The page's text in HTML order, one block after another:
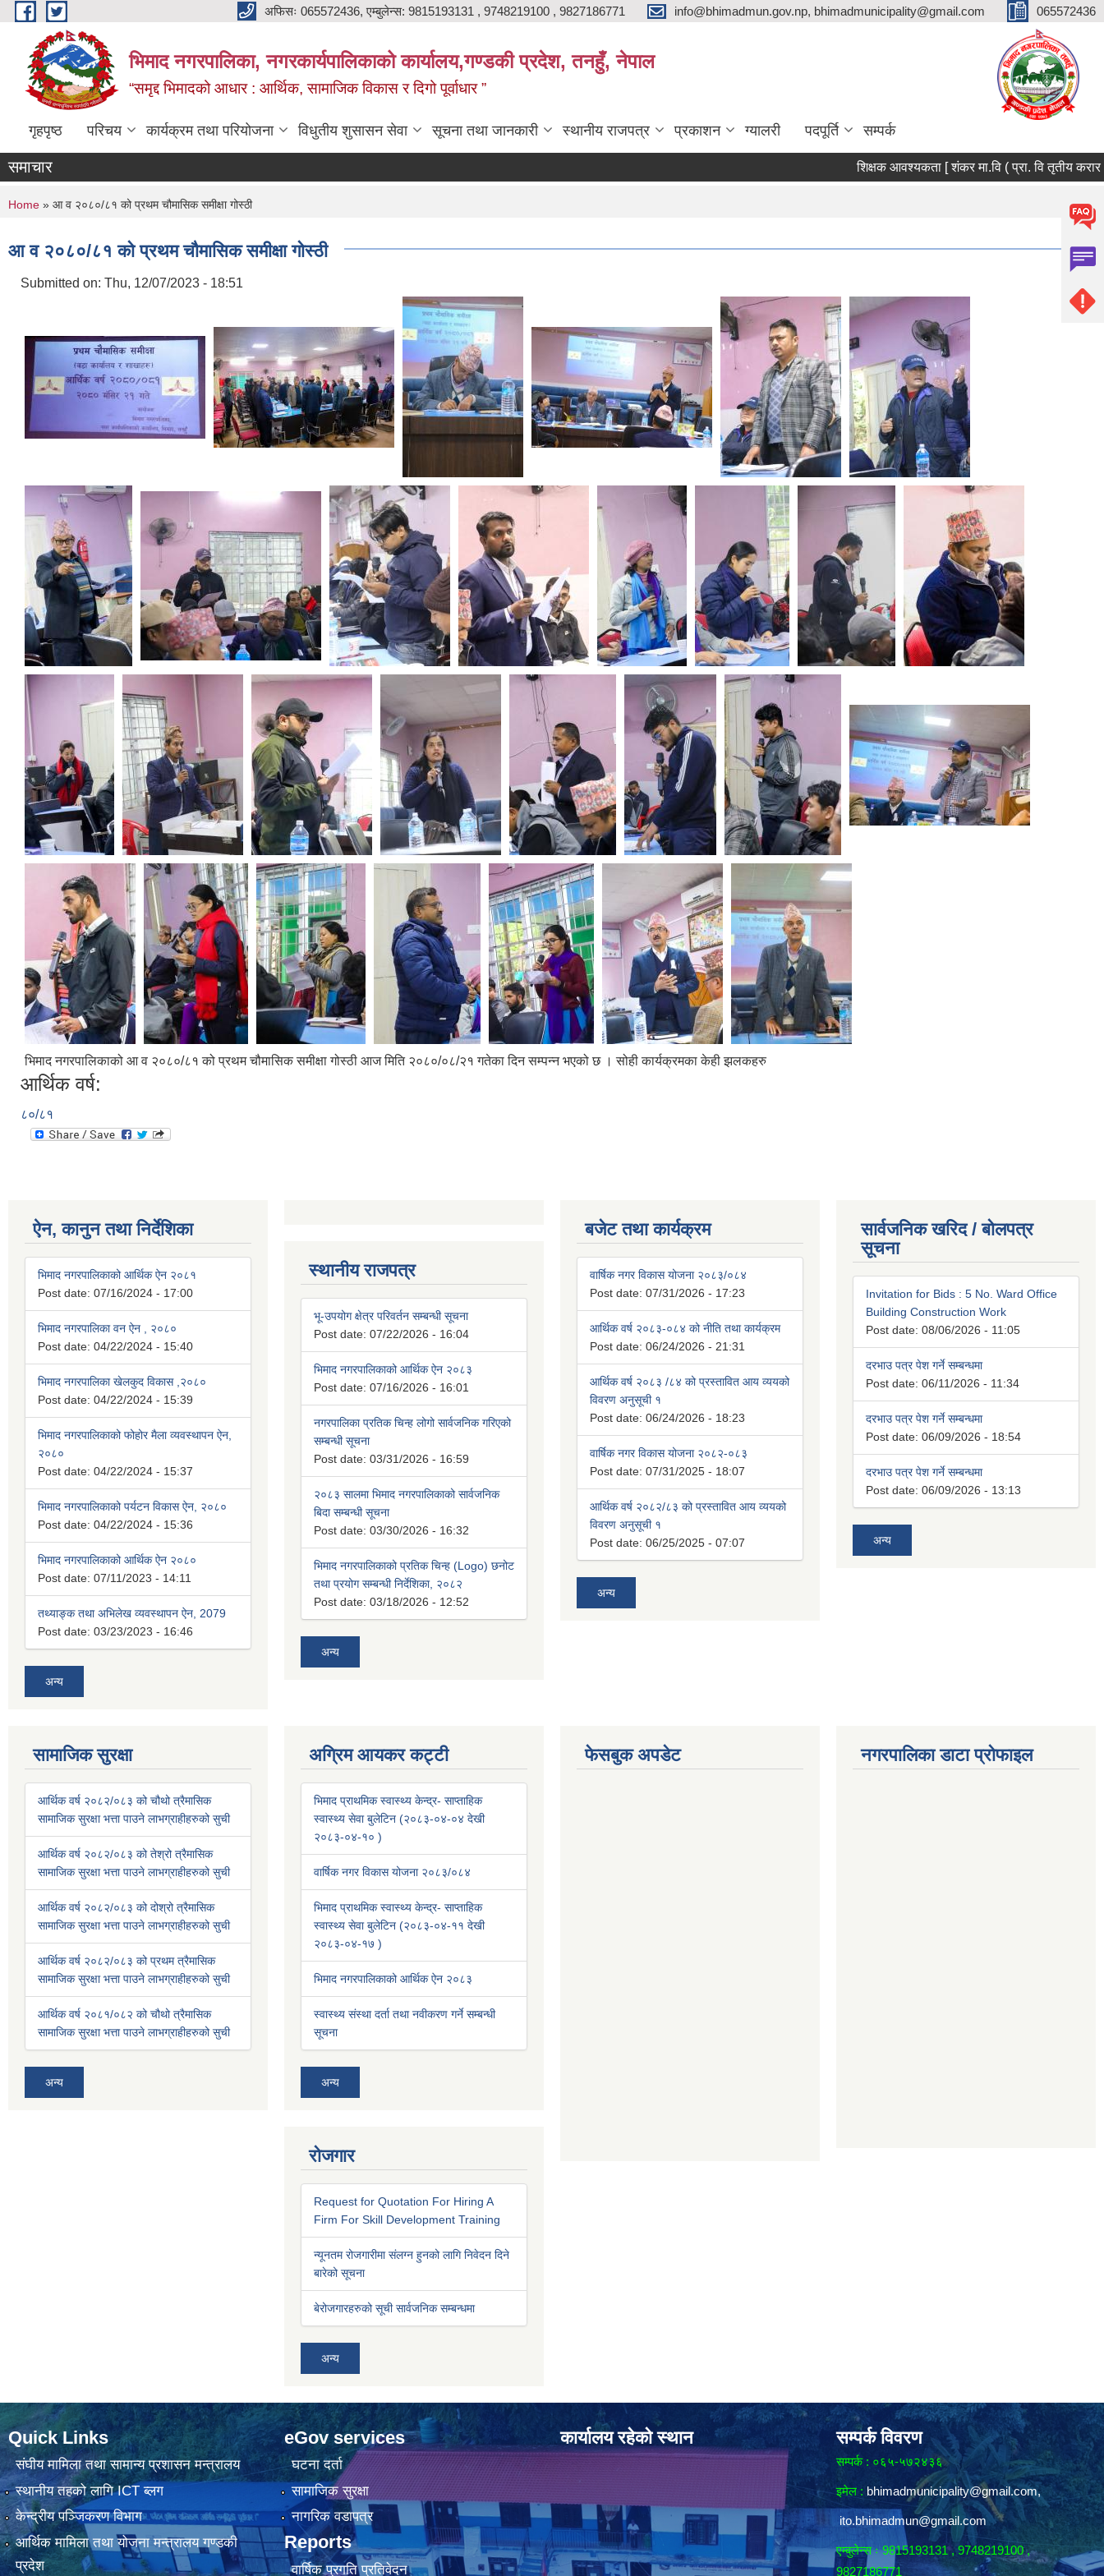
Skip to main content अफिसः 065572436, ‍‍एम्बुलेन्स: 9815193131 , 9748219100 , 9827186771 info@bhimadmun.gov.np, bhimadmunicipality@gmail.com 065572436
भिमाद नगरपालिका, नगरकार्यपालिकाको कार्यालय,गण्डकी प्रदेश, तनहुँ, नेपाल
“समृद्द भिमादको आधार : आर्थिक, सामाजिक विकास र दिगो पूर्वाधार ”
गृहपृष्ठ परिचय कार्यक्रम तथा परियोजना विधुतीय शुसासन सेवा सूचना तथा जानकारी स्थानीय राजपत्र प्रकाशन ग्यालरी पदपूर्ति सम्पर्क
समाचार शिक्षक आवश्यकता [ शंकर मा.वि ( प्रा. वि तृतीय करार ) ]
You are here
Home » आ व २०८०/८१ को प्रथम चौमासिक समीक्षा गोस्ठी
आ व २०८०/८१ को प्रथम चौमासिक समीक्षा गोस्ठी
Submitted on: Thu, 12/07/2023 - 18:51
भिमाद नगरपालिकाको आ व २०८०/८१ को प्रथम चौमासिक समीक्षा गोस्ठी आज मिति २०८०/०८/२१ गतेका दिन सम्पन्न भएको छ । सोही कार्यक्रमका केही झलकहरु
आर्थिक वर्ष:
८०/८१
ऐन, कानुन तथा निर्देशिका
भिमाद नगरपालिकाको आर्थिक ऐन २०८१
Post date: 07/16/2024 - 17:00
भिमाद नगरपालिका वन ऐन , २०८०
Post date: 04/22/2024 - 15:40
भिमाद नगरपालिका खेलकुद विकास ,२०८०
Post date: 04/22/2024 - 15:39
भिमाद नगरपालिकाको फोहोर मैला व्यवस्थापन ऐन,
२०८०
Post date: 04/22/2024 - 15:37
भिमाद नगरपालिकाको पर्यटन विकास ऐन, २०८०
Post date: 04/22/2024 - 15:36
भिमाद नगरपालिकाको आर्थिक ऐन २०८०
Post date: 07/11/2023 - 14:11
तथ्याङ्क तथा अभिलेख व्यवस्थापन ऐन, 2079
Post date: 03/23/2023 - 16:46
अन्य
स्थानीय राजपत्र
भू-उपयोग क्षेत्र परिवर्तन सम्बन्धी सूचना
Post date: 07/22/2026 - 16:04
भिमाद नगरपालिकाको आर्थिक ऐन २०८३
Post date: 07/16/2026 - 16:01
नगरपालिका प्रतिक चिन्ह लोगो सार्वजनिक गरिएको
सम्बन्धी सूचना
Post date: 03/31/2026 - 16:59
२०८३ सालमा भिमाद नगरपालिकाको सार्वजनिक
बिदा सम्बन्धी सूचना
Post date: 03/30/2026 - 16:32
भिमाद नगरपालिकाको प्रतिक चिन्ह (Logo) छनोट
तथा प्रयोग सम्बन्धी निर्देशिका, २०८२
Post date: 03/18/2026 - 12:52
अन्य
बजेट तथा कार्यक्रम
वार्षिक नगर विकास योजना २०८३/०८४
Post date: 07/31/2026 - 17:23
आर्थिक वर्ष २०८३-०८४ को नीति तथा कार्यक्रम
Post date: 06/24/2026 - 21:31
आर्थिक वर्ष २०८३ /८४ को प्रस्तावित आय व्ययको
विवरण अनुसूची १
Post date: 06/24/2026 - 18:23
वार्षिक नगर विकास योजना २०८२-०८३
Post date: 07/31/2025 - 18:07
आर्थिक वर्ष २०८२/८३ को प्रस्तावित आय व्ययको
विवरण अनुसूची १
Post date: 06/25/2025 - 07:07
अन्य
सार्वजनिक खरिद / बोलपत्र
सूचना
Invitation for Bids : 5 No. Ward Office
Building Construction Work
Post date: 08/06/2026 - 11:05
दरभाउ पत्र पेश गर्ने सम्बन्धमा
Post date: 06/11/2026 - 11:34
दरभाउ पत्र पेश गर्ने सम्बन्धमा
Post date: 06/09/2026 - 18:54
दरभाउ पत्र पेश गर्ने सम्बन्धमा
Post date: 06/09/2026 - 13:13
अन्य
सामाजिक सुरक्षा
आर्थिक वर्ष २०८२/०८३ को चौथो त्रैमासिक
सामाजिक सुरक्षा भत्ता पाउने लाभग्राहीहरुको सुची
आर्थिक वर्ष २०८२/०८३ को तेश्रो त्रैमासिक
सामाजिक सुरक्षा भत्ता पाउने लाभग्राहीहरुको सुची
आर्थिक वर्ष २०८२/०८३ को दोश्रो त्रैमासिक
सामाजिक सुरक्षा भत्ता पाउने लाभग्राहीहरुको सुची
आर्थिक वर्ष २०८२/०८३ को प्रथम त्रैमासिक
सामाजिक सुरक्षा भत्ता पाउने लाभग्राहीहरुको सुची
आर्थिक वर्ष २०८१/०८२ को चौथो त्रैमासिक
सामाजिक सुरक्षा भत्ता पाउने लाभग्राहीहरुको सुची
अन्य
अग्रिम आयकर कट्टी
भिमाद प्राथमिक स्वास्थ्य केन्द्र- साप्ताहिक
स्वास्थ्य सेवा बुलेटिन (२०८३-०४-०४ देखी
२०८३-०४-१० )
वार्षिक नगर विकास योजना २०८३/०८४
भिमाद प्राथमिक स्वास्थ्य केन्द्र- साप्ताहिक
स्वास्थ्य सेवा बुलेटिन (२०८३-०४-११ देखी
२०८३-०४-१७ )
भिमाद नगरपालिकाको आर्थिक ऐन २०८३
स्वास्थ्य संस्था दर्ता तथा नवीकरण गर्ने सम्बन्धी
सूचना
अन्य
रोजगार
Request for Quotation For Hiring A
Firm For Skill Development Training
न्यूनतम रोजगारीमा संलग्न हुनको लागि निवेदन दिने
बारेको सूचना
बेरोजगारहरुको सूची सार्वजनिक सम्बन्धमा
अन्य
फेसबुक अपडेट नगरपालिका डाटा प्रोफाइल
Quick Links
संघीय मामिला तथा सामान्य प्रशासन मन्त्रालय
स्थानीय तहको लागि ICT ब्लग
केन्द्रीय पञ्जिकरण विभाग
आर्थिक मामिला तथा योजना मन्त्रालय गण्डकी
प्रदेश
eGov services
घटना दर्ता
सामाजिक सुरक्षा
नागरिक वडापत्र
Reports
वार्षिक प्रगति प्रतिवेदन
कार्यालय रहेको स्थान सम्पर्क विवरण
सम्पर्क : ०६५-५७२४३६
इमेल : bhimadmunicipality@gmail.com,
ito.bhimadmun@gmail.com
एम्बुलेन्स ः 9815193131 , 9748219100 ,
9827186771